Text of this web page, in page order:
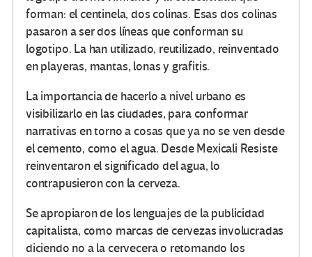
forman: el centinela, dos colinas. Esas dos colinas
pasaron a ser dos líneas que conforman su
logotipo. La han utilizado, reutilizado, reinventado
en playeras, mantas, lonas y grafitis.
La importancia de hacerlo a nivel urbano es
visibilizarlo en las ciudades, para conformar
narrativas en torno a cosas que ya no se ven desde
el cemento, como el agua. Desde Mexicali Resiste
reinventaron el significado del agua, lo
contrapusieron con la cerveza.
Se apropiaron de los lenguajes de la publicidad
capitalista, como marcas de cervezas involucradas
diciendo no a la cervecera o retomando los